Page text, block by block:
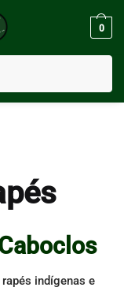
0
indígenas e